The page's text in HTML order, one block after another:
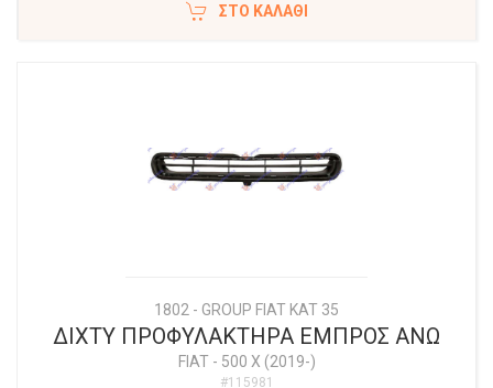
ΣΤΟ ΚΑΛΆΘΙ
1802 - GROUP FIAT KAT 35
ΔΙΧΤΥ ΠΡΟΦΥΛΑΚΤΗΡΑ ΕΜΠΡΟΣ ΑΝΩ
FIAT- 500 X (2019-)
#115981